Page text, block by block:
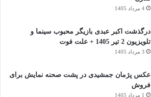
4 مرداد 1405
درگذشت اکبر عبدی بازیگر محبوب سینما و
تلویزیون 2 تیر 1405 + علت فوت
3 مرداد 1405
عکس پژمان جمشیدی در پشت صحنه نمایش برای
فروش
1 مرداد 1405